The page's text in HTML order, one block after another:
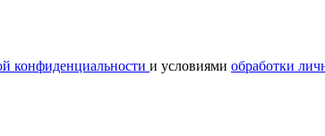
конфиденциальности и условиями обработки